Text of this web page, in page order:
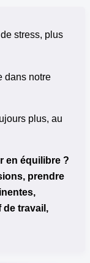
stress, plus
dans notre
plus, au
en équilibre ?
prendre
de travail,